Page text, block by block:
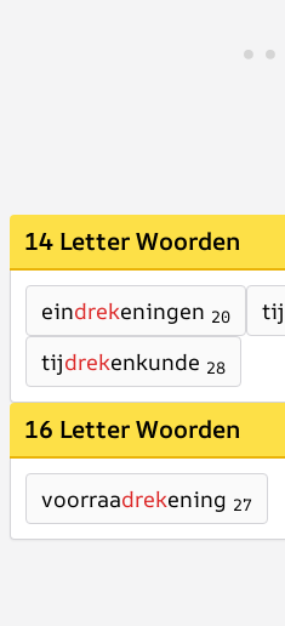
14 Letter Woorden
eindrekeningen 20 tij
tijdrekenkunde 28
16 Letter Woorden
voorraadrekening 27